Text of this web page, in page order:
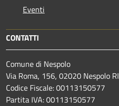
Eventi
CONTATTI
Comune di Nespolo
Via Roma, 156, 02020 Nespolo RI
Codice Fiscale: 00113150577
Partita IVA: 00113150577